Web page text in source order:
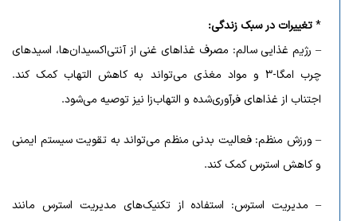
*تغییرات در سبک زندگی:
– رژیم غذایی سالم: مصرف غذاهای غنی از آنتی‌اکسیدان‌ها، اسیدهای
چرب امگا-۳ و مواد مغذی می‌تواند به کاهش التهاب کمک کند.
اجتناب از غذاهای فرآوری‌شده و التهاب‌زا نیز توصیه می‌شود.
– ورزش منظم: فعالیت بدنی منظم می‌تواند به تقویت سیستم ایمنی
و کاهش استرس کمک کند.
– مدیریت استرس: استفاده از تکنیک‌های مدیریت استرس مانند